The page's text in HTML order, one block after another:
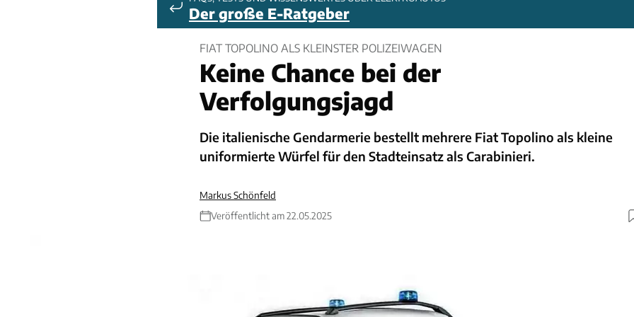
Der große E-Ratgeber
FIAT TOPOLINO ALS KLEINSTER POLIZEIWAGEN
Keine Chance bei der
Verfolgungsjagd
Die italienische Gendarmerie bestellt mehrere Fiat Topolino als kleine
uniformierte Würfel für den Stadteinsatz als Carabinieri.
Markus Schönfeld
Veröffentlicht am 22.05.2025